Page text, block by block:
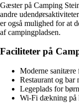
Gæster på Camping
andre
er også mulighed for at
af campingpladsen.
Faciliteter på
Moderne sanitære
Restaurant og bar
Legeplads for børn
Wi-Fi dækning på